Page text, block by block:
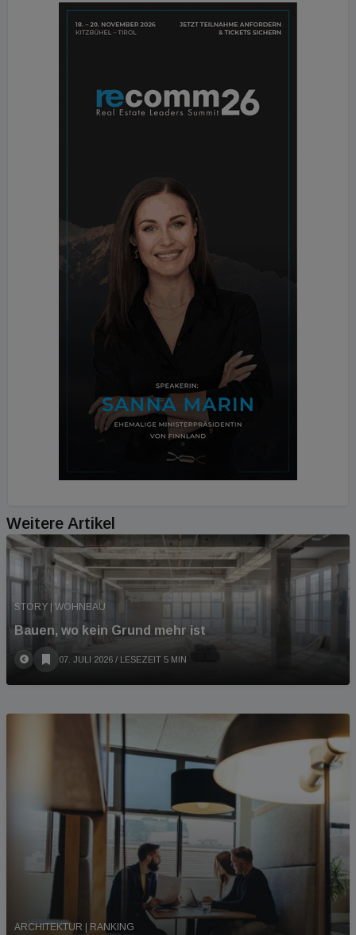
Weitere Artikel
STORY | WOHNBAU
Bauen, wo kein Grund mehr ist
07. JULI 2026 / LESEZEIT 5 MIN
ARCHITEKTUR | RANKING